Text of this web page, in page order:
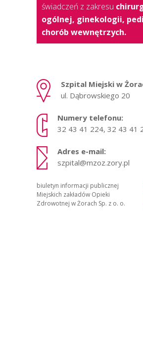
świadczeń z zakresu
ogólnej, ginekologii,
chorób wewnętrzych.
Szpital Miejski w
ul. Dąbrowskiego 20
Numery telefonu:
32 43 41 224, 32 43 41
Adres e-mail:
szpital@mzoz.zory.pl
biuletyn informacji publicznej
Miejskich zakładów Opieki
Zdrowotnej w Żorach Sp. z o. o.